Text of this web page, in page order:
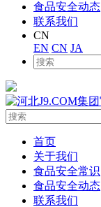
食品安全动态
联系我们
CN
EN CN JA
首页
关于我们
食品安全常识
食品安全动态
联系我们